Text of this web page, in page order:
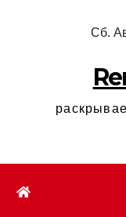
Сб.